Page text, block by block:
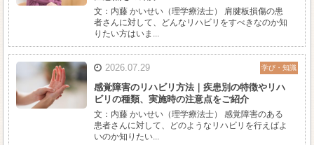
文：内藤 かいせい（理学療法士） 肩腱板損傷の患
者さんに対して、どんなリハビリをすべきなのか知
りたい方はいま...
2026.07.29 学び・知識
感覚障害のリハビリ方法｜疾患別の特徴やリハ
ビリの種類、実施時の注意点をご紹介
文：内藤 かいせい（理学療法士） 感覚障害のある
患者さんに対して、どのようなリハビリを行えばよ
いのか知りたい...